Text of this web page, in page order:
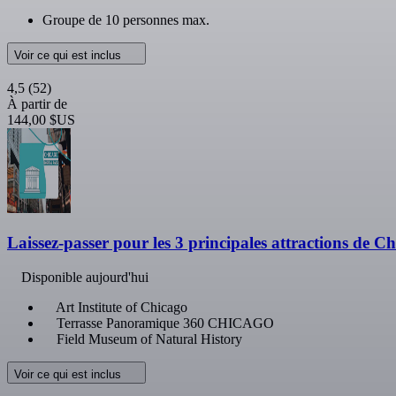
Groupe de 10 personnes max.
Voir ce qui est inclus
4,5 (52)
À partir de
144,00 $US
Laissez-passer pour les 3 principales attractions de
Disponible aujourd'hui
Art Institute of Chicago
Terrasse Panoramique 360 CHICAGO
Field Museum of Natural History
Voir ce qui est inclus